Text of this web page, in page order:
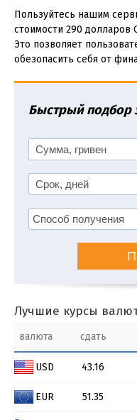
Пользуйтесь нашим
стоимости 290
Это позволяет
обезопасить себя от
Быстрый подбор
Лучшие курсы
валюта сдать
USD 43.16
EUR 51.35